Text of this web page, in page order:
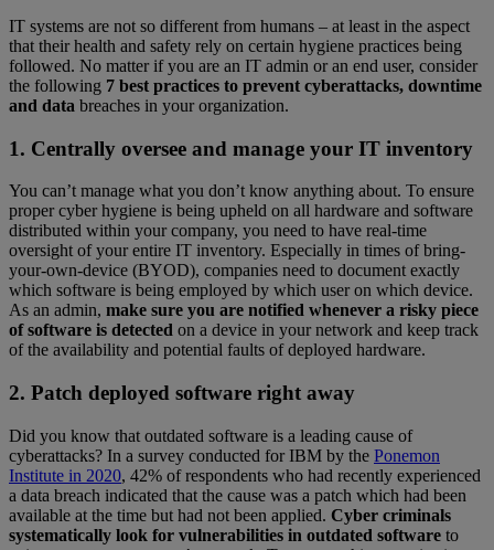
IT systems are not so different from humans – at least in the aspect
that their health and safety rely on certain hygiene practices being
followed. No matter if you are an IT admin or an end user, consider
the following 7 best practices to prevent cyberattacks, downtime
and data breaches in your organization.
1. Centrally oversee and manage your IT inventory
You can’t manage what you don’t know anything about. To ensure
proper cyber hygiene is being upheld on all hardware and software
distributed within your company, you need to have real-time
oversight of your entire IT inventory. Especially in times of bring-
your-own-device (BYOD), companies need to document exactly
which software is being employed by which user on which device.
As an admin, make sure you are notified whenever a risky piece
of software is detected on a device in your network and keep track
of the availability and potential faults of deployed hardware.
2. Patch deployed software right away
Did you know that outdated software is a leading cause of
cyberattacks? In a survey conducted for IBM by the Ponemon
Institute in 2020, 42% of respondents who had recently experienced
a data breach indicated that the cause was a patch which had been
available at the time but had not been applied. Cyber criminals
systematically look for vulnerabilities in outdated software to